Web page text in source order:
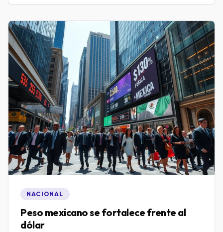
NACIONAL
Peso mexicano se fortalece frente al
dólar